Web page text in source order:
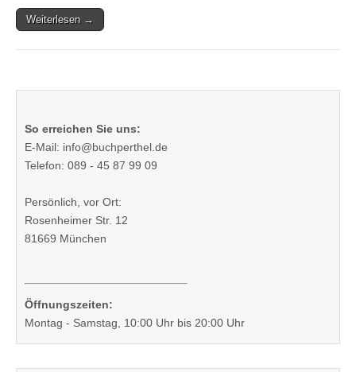
Weiterlesen →
So erreichen Sie uns:
E-Mail: info@buchperthel.de
Telefon: 089 - 45 87 99 09
Persönlich, vor Ort:
Rosenheimer Str. 12
81669 München
Öffnungszeiten:
Montag - Samstag, 10:00 Uhr bis 20:00 Uhr